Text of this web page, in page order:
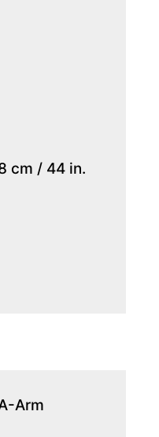
cm / 44 in.
Arm